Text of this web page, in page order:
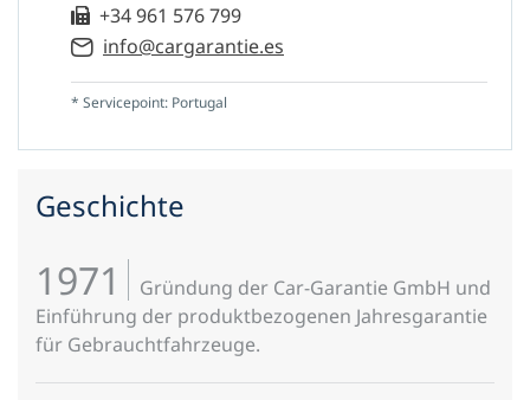
+34 961 576 799
info@cargarantie.es
* Servicepoint: Portugal
Geschichte
1971
Gründung der Car-Garantie GmbH und
Einführung der produktbezogenen Jahresgarantie
für Gebrauchtfahrzeuge.